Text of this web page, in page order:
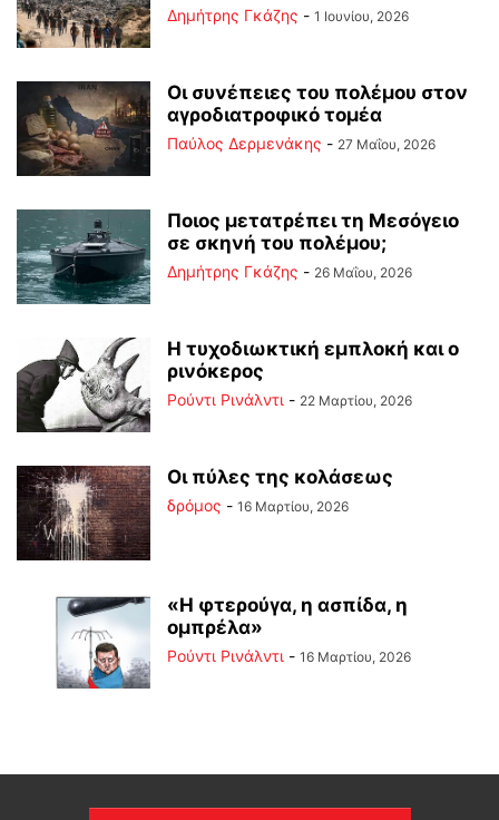
Δημήτρης Γκάζης - 1 Ιουνίου, 2026
Οι συνέπειες του πολέμου στoν
αγροδιατροφικό τομέα
Παύλος Δερμενάκης - 27 Μαΐου, 2026
Ποιος μετατρέπει τη Μεσόγειο
σε σκηνή του πολέμου;
Δημήτρης Γκάζης - 26 Μαΐου, 2026
Η τυχοδιωκτική εμπλοκή και ο
ρινόκερος
Ρούντι Ρινάλντι - 22 Μαρτίου, 2026
Οι πύλες της κολάσεως
δρόμος - 16 Μαρτίου, 2026
«Η φτερούγα, η ασπίδα, η
ομπρέλα»
Ρούντι Ρινάλντι - 16 Μαρτίου, 2026